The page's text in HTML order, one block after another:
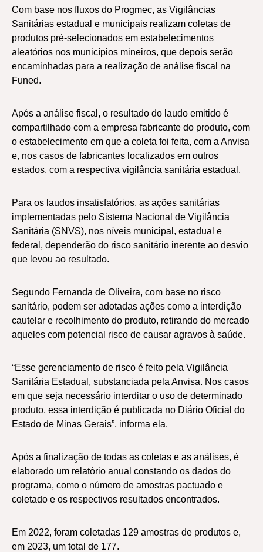
Com base nos fluxos do Progmec, as Vigilâncias
Sanitárias estadual e municipais realizam coletas de
produtos pré-selecionados em estabelecimentos
aleatórios nos municípios mineiros, que depois serão
encaminhadas para a realização de análise fiscal na
Funed.
Após a análise fiscal, o resultado do laudo emitido é
compartilhado com a empresa fabricante do produto, com
o estabelecimento em que a coleta foi feita, com a Anvisa
e, nos casos de fabricantes localizados em outros
estados, com a respectiva vigilância sanitária estadual.
Para os laudos insatisfatórios, as ações sanitárias
implementadas pelo Sistema Nacional de Vigilância
Sanitária (SNVS), nos níveis municipal, estadual e
federal, dependerão do risco sanitário inerente ao desvio
que levou ao resultado.
Segundo Fernanda de Oliveira, com base no risco
sanitário, podem ser adotadas ações como a interdição
cautelar e recolhimento do produto, retirando do mercado
aqueles com potencial risco de causar agravos à saúde.
“Esse gerenciamento de risco é feito pela Vigilância
Sanitária Estadual, substanciada pela Anvisa. Nos casos
em que seja necessário interditar o uso de determinado
produto, essa interdição é publicada no Diário Oficial do
Estado de Minas Gerais”, informa ela.
Após a finalização de todas as coletas e as análises, é
elaborado um relatório anual constando os dados do
programa, como o número de amostras pactuado e
coletado e os respectivos resultados encontrados.
Em 2022, foram coletadas 129 amostras de produtos e,
em 2023, um total de 177.